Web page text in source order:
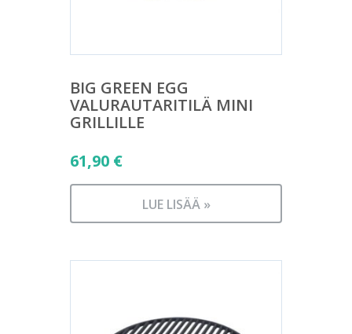
BIG GREEN EGG
VALURAUTARITILÄ MINI
GRILLILLE
61,90 €
LUE LISÄÄ »